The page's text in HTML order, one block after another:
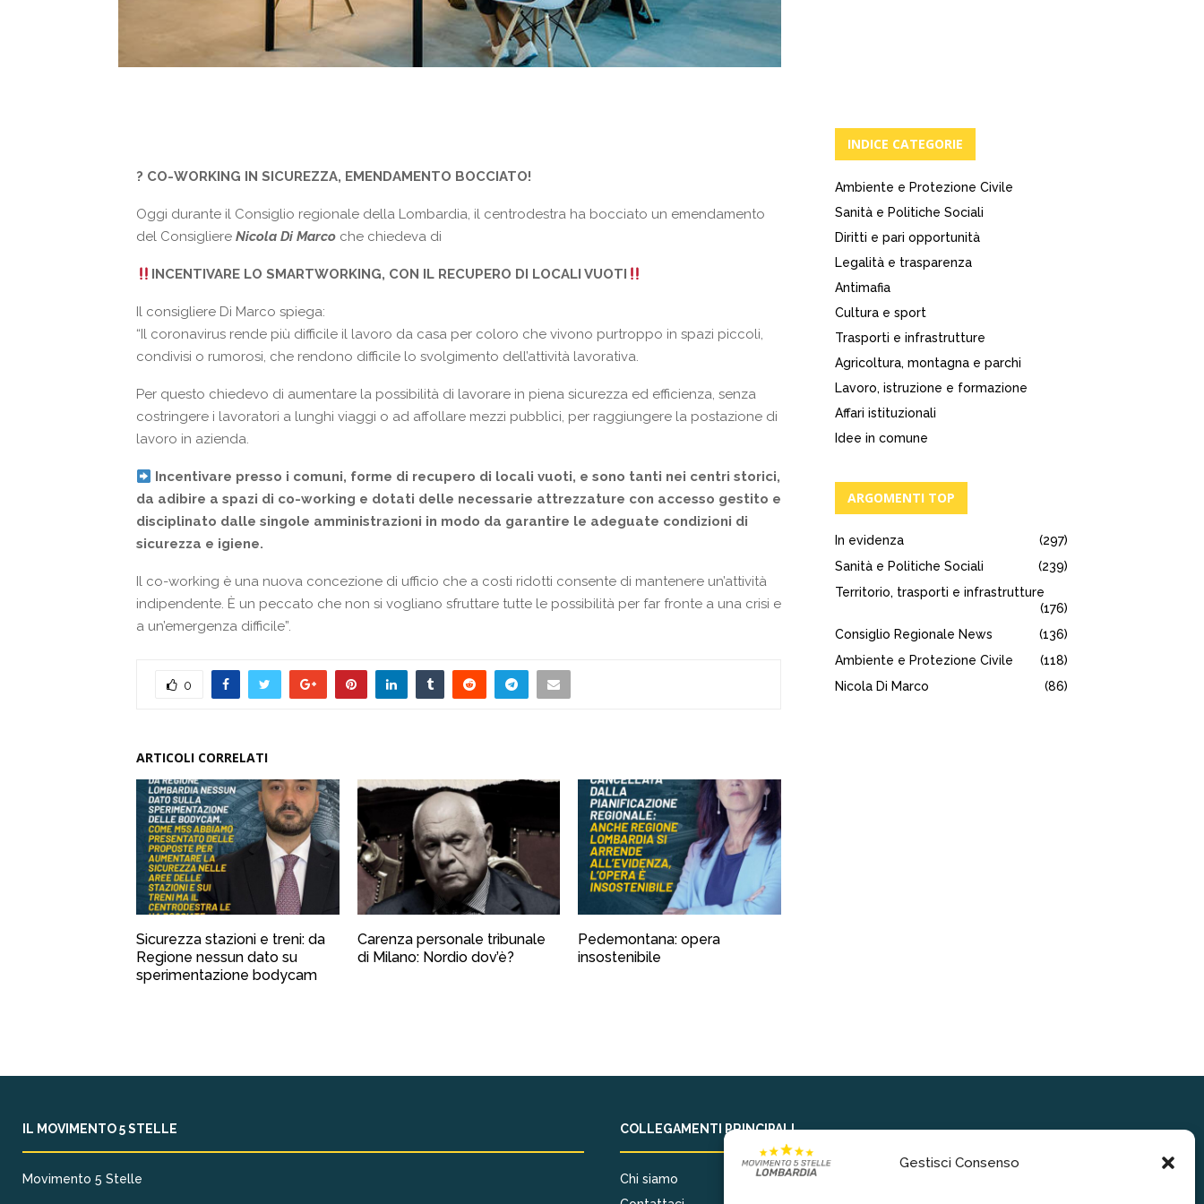
Gestisci Consenso
? CO-WORKING IN SICUREZZA, EMENDAMENTO BOCCIATO!
Oggi durante il Consiglio regionale della Lombardia, il centrodestra ha bocciato un emendamento
del Consigliere Nicola Di Marco che chiedeva di
INCENTIVARE LO SMARTWORKING, CON IL RECUPERO DI LOCALI VUOTI
Il consigliere Di Marco spiega:
“Il coronavirus rende più difficile il lavoro da casa per coloro che vivono purtroppo in spazi piccoli,
condivisi o rumorosi, che rendono difficile lo svolgimento dell’attività lavorativa.
Per questo chiedevo di aumentare la possibilità di lavorare in piena sicurezza ed efficienza, senza
costringere i lavoratori a lunghi viaggi o ad affollare mezzi pubblici, per raggiungere la postazione di
lavoro in azienda.
Incentivare presso i comuni, forme di recupero di locali vuoti, e sono tanti nei centri storici,
da adibire a spazi di co-working e dotati delle necessarie attrezzature con accesso gestito e
disciplinato dalle singole amministrazioni in modo da garantire le adeguate condizioni di
sicurezza e igiene.
Il co-working è una nuova concezione di ufficio che a costi ridotti consente di mantenere un’attività
indipendente. È un peccato che non si vogliano sfruttare tutte le possibilità per far fronte a una crisi e
a un’emergenza difficile”.
0
ARTICOLI CORRELATI
Sicurezza stazioni e treni: da
Regione nessun dato su
sperimentazione bodycam
Carenza personale tribunale
di Milano: Nordio dov’è?
Pedemontana: opera
insostenibile
INDICE CATEGORIE
Ambiente e Protezione Civile
Sanità e Politiche Sociali
Diritti e pari opportunità
Legalità e trasparenza
Antimafia
Cultura e sport
Trasporti e infrastrutture
Agricoltura, montagna e parchi
Lavoro, istruzione e formazione
Affari istituzionali
Idee in comune
ARGOMENTI TOP
In evidenza
(297)
Sanità e Politiche Sociali
(239)
Territorio, trasporti e infrastrutture
(176)
Consiglio Regionale News
(136)
Ambiente e Protezione Civile
(118)
Nicola Di Marco
(86)
IL MOVIMENTO 5 STELLE
Movimento 5 Stelle
COLLEGAMENTI PRINCIPALI
Chi siamo